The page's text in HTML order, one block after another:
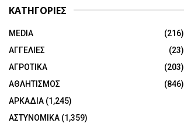
ΚΑΤΗΓΟΡΙΕΣ
MEDIA
(216)
ΑΓΓΕΛΙΕΣ
(23)
ΑΓΡΟΤΙΚΑ
(203)
ΑΘΛΗΤΙΣΜΟΣ
(846)
ΑΡΚΑΔΙΑ (1,245)
ΑΣΤΥΝΟΜΙΚΑ (1,359)